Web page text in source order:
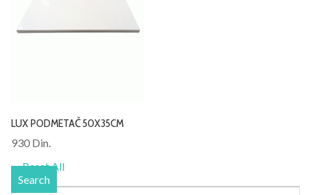
LUX PODMETAČ 50X35CM
930 Din.
Reset All
Search